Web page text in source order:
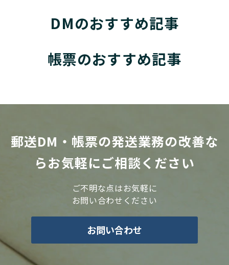
DMのおすすめ記事
帳票のおすすめ記事
郵送DM・帳票の発送業務の改善な
らお気軽にご相談ください
ご不明な点はお気軽に
お問い合わせください
お問い合わせ